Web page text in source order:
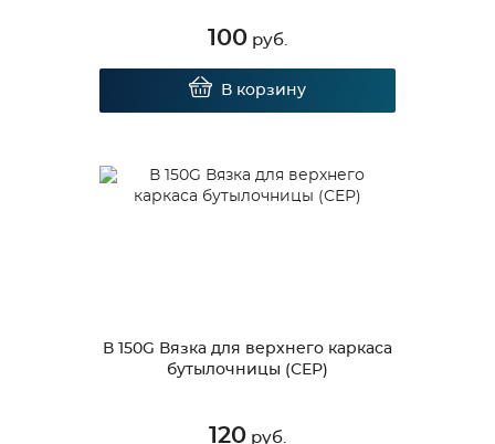
100 руб.
В корзину
В 150G Вязка для верхнего каркаса
бутылочницы (СЕР)
120 руб.